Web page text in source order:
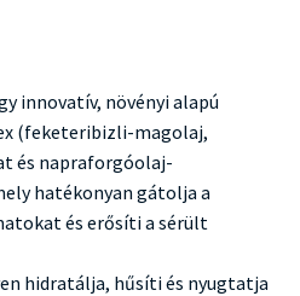
innovatív, növényi alapú
(feketeribizli-magolaj,
és napraforgóolaj-
hatékonyan gátolja a
és erősíti a sérült
hidratálja, hűsíti és nyugtatja